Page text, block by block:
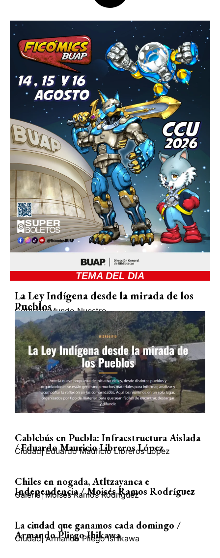
TEMA DEL DIA
La Ley Indígena desde la mirada de los
Pueblos
GobiernoMundo Nuestro
Cablebús en Puebla: Infraestructura Aislada
/ Eduardo Mauricio Libreros López
Ciudad| Eduardo Mauricio Libreros López
Chiles en nogada, Atltzayanca e
Independencia / Moisés Ramos Rodríguez
Galería| Moisés Ramos Rodríguez
La ciudad que ganamos cada domingo /
Armando Pliego Ihikawa
Ciudad| Armando Pliego Ishikawa